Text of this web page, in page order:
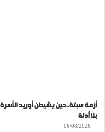
أزمة سبتة..حين يشيطن أوريد الأسرة
بلا أدلة
06/08/2026